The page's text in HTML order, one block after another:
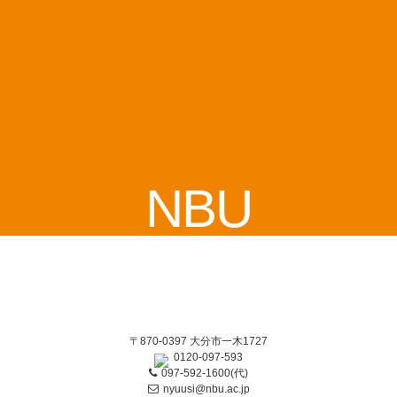
NBU
〒870-0397 大分市一木1727
0120-097-593
097-592-1600(代)
nyuusi@nbu.ac.jp